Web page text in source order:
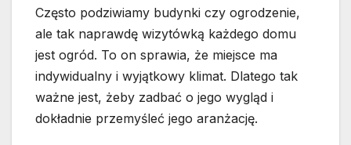
Często podziwiamy budynki czy ogrodzenie,
ale tak naprawdę wizytówką każdego domu
jest ogród. To on sprawia, że miejsce ma
indywidualny i wyjątkowy klimat. Dlatego tak
ważne jest, żeby zadbać o jego wygląd i
dokładnie przemyśleć jego aranżację.